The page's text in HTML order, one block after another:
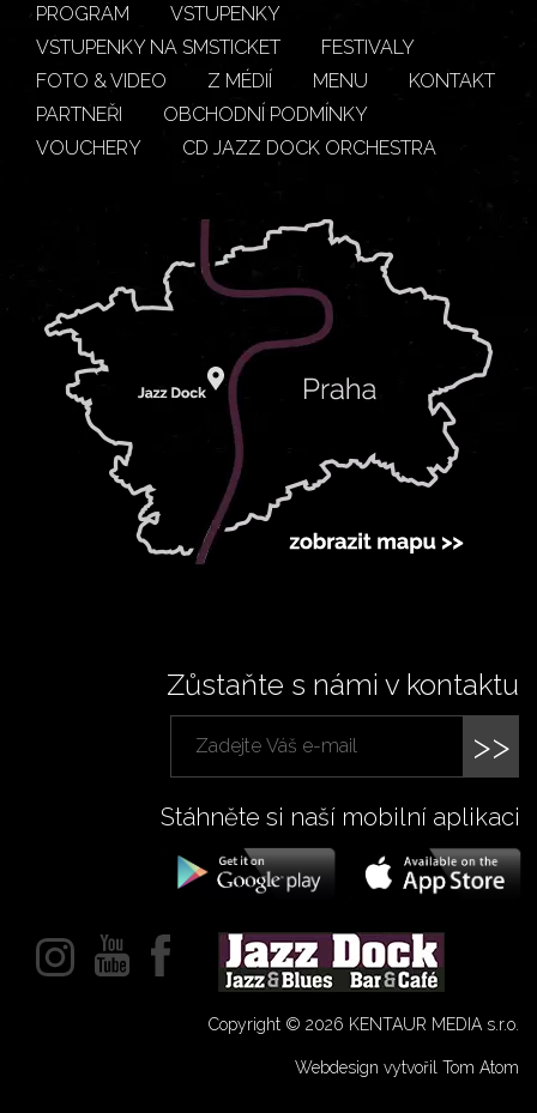
PROGRAM
VSTUPENKY
VSTUPENKY NA SMSTICKET
FESTIVALY
FOTO & VIDEO
Z MÉDIÍ MENU
KONTAKT
PARTNEŘI
OBCHODNÍ PODMÍNKY
VOUCHERY
CD JAZZ DOCK ORCHESTRA
Zůstaňte s námi v kontaktu
>>
Stáhněte si naší mobilní aplikaci
Copyright © 2026 KENTAUR MEDIA s.r.o.
Webdesign vytvořil Tom Atom